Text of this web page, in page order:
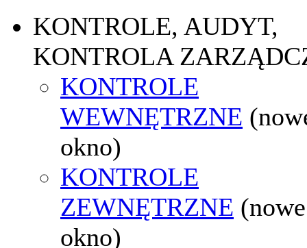
KONTROLE, AUDYT,
KONTROLA
KONTROLE
WEWNĘTRZNE
okno)
KONTROLE
ZEWNĘTRZNE (nowe
okno)